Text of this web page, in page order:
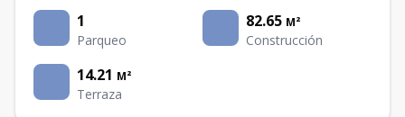
1
Parqueo
82.65 M²
Construcción
14.21 M²
Terraza